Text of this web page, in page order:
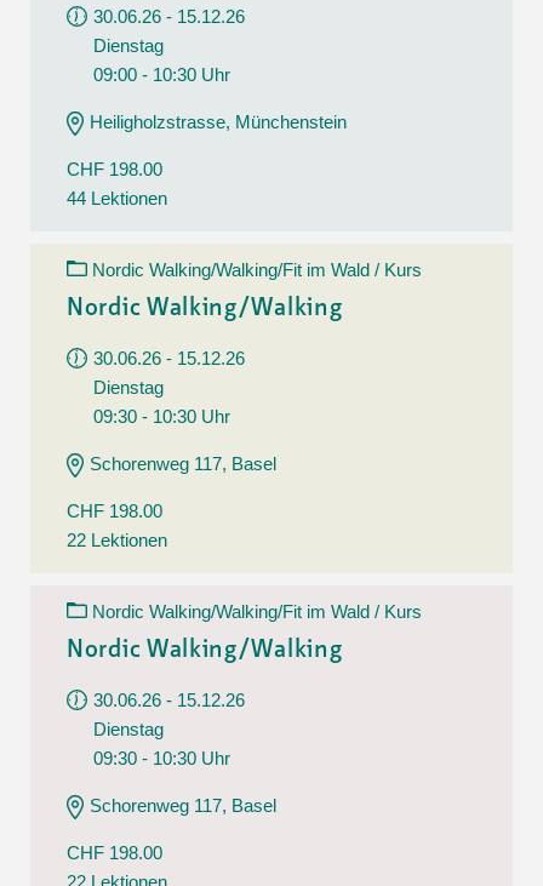
30.06.26 - 15.12.26
Dienstag
09:00 - 10:30 Uhr
Heiligholzstrasse, Münchenstein
CHF 198.00
44 Lektionen
Nordic Walking/Walking/Fit im Wald / Kurs
Nordic Walking/Walking
30.06.26 - 15.12.26
Dienstag
09:30 - 10:30 Uhr
Schorenweg 117, Basel
CHF 198.00
22 Lektionen
Nordic Walking/Walking/Fit im Wald / Kurs
Nordic Walking/Walking
30.06.26 - 15.12.26
Dienstag
09:30 - 10:30 Uhr
Schorenweg 117, Basel
CHF 198.00
22 Lektionen